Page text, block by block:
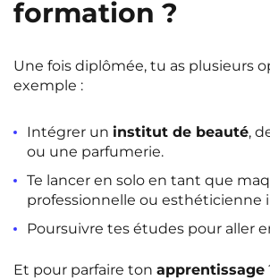
formation ?
Une fois diplômée, tu as plusieurs
exemple :
Intégrer un institut de beauté,
ou une parfumerie.
Te lancer en solo en tant que
professionnelle ou esthéticienne
Poursuivre tes études pour aller
Et pour parfaire ton apprentissage